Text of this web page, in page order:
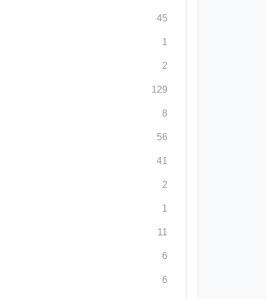
45
1
2
129
8
56
41
2
1
11
6
6